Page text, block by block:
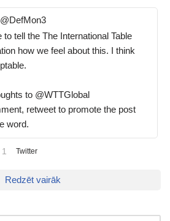
@DefMon3
to tell the The International Table
how we feel about this. I think
to @WTTGlobal
retweet to promote the post
word.
1 Twitter
Redzēt vairāk